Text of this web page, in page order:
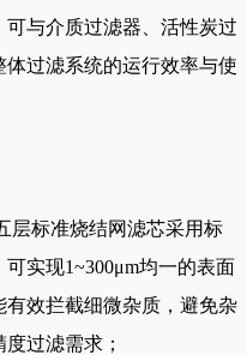
与介质过滤器、活性炭过
过滤系统的运行效率与使
层标准烧结网滤芯采用标
实现1~300μm均一的表面
效拦截细微杂质，避免杂
过滤需求；